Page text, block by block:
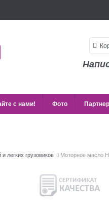
с нами! Фото
легких грузовиков Моторное масло